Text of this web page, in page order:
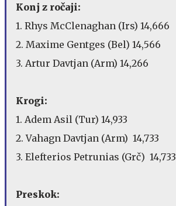
Konj z ročaji:
1. Rhys McClenaghan (Irs) 14,666
2. Maxime Gentges (Bel) 14,566
3. Artur Davtjan (Arm) 14,266
Krogi:
1. Adem Asil (Tur) 14,933
2. Vahagn Davtjan (Arm) 14,733
3. Elefterios Petrunias (Grč) 14,733
Preskok: